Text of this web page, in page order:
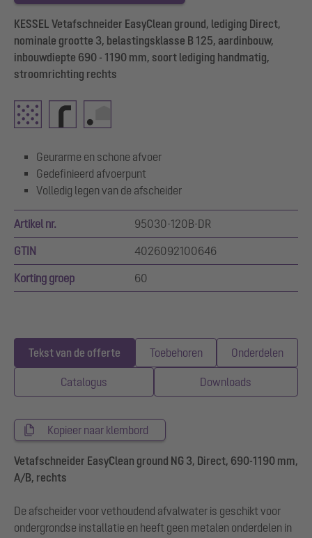
KESSEL Vetafschneider EasyClean ground, lediging Direct,
nominale grootte 3, belastingsklasse B 125, aardinbouw,
inbouwdiepte 690 - 1190 mm, soort lediging handmatig,
stroomrichting rechts
Geurarme en schone afvoer
Gedefinieerd afvoerpunt
Volledig legen van de afscheider
Artikel nr. 95030-120B-DR
GTIN 4026092100646
Korting groep 60
Tekst van de offerte Toebehoren Onderdelen
Catalogus Downloads
Kopieer naar klembord
Vetafschneider EasyClean ground NG 3, Direct, 690-1190 mm,
A/B, rechts
De afscheider voor vethoudend afvalwater is geschikt voor
ondergrondse installatie en heeft geen metalen onderdelen in